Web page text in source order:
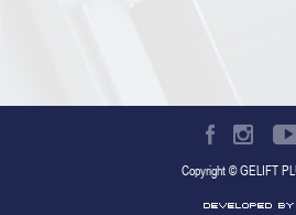
Copyright © GELIFT
Developed